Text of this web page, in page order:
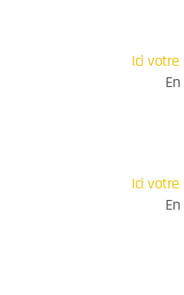
Ici
Ici